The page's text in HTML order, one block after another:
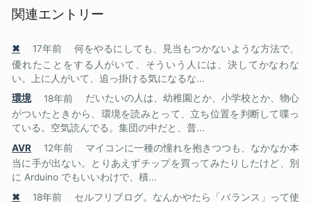
関連エントリー
✖ 17年前
何をやるにしても、見当もつかないような方法で、
優れたことをする人がいて、そういう人には、決してかなわな
い。上に人がいて、追っ掛ける気になるな...
環境
18年前
だいたいの人は、幼稚園とか、小学校とか、物心
がついたときから、環境を読みとって、立ち位置を判断して喋っ
ている。空気読んでる。集団の中だと、普...
AVR
12年前
マイコンに一種の憧れを抱きつつも、なかなか本
当に手が出ない。とりあえずチップを買ってみたりしたけど、別
に Arduino でもいいわけで、積...
✖
18年前 セルフリブログ。なんかやたら「バランス」って使